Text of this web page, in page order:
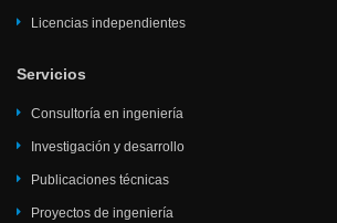
Licencias independientes
Servicios
Consultoría en ingeniería
Investigación y desarrollo
Publicaciones técnicas
Proyectos de ingeniería